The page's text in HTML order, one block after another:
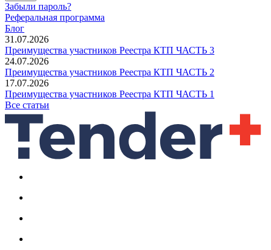
Забыли пароль?
Реферальная программа
Блог
31.07.2026
Преимущества участников Реестра КТП ЧАСТЬ 3
24.07.2026
Преимущества участников Реестра КТП ЧАСТЬ 2
17.07.2026
Преимущества участников Реестра КТП ЧАСТЬ 1
Все статьи